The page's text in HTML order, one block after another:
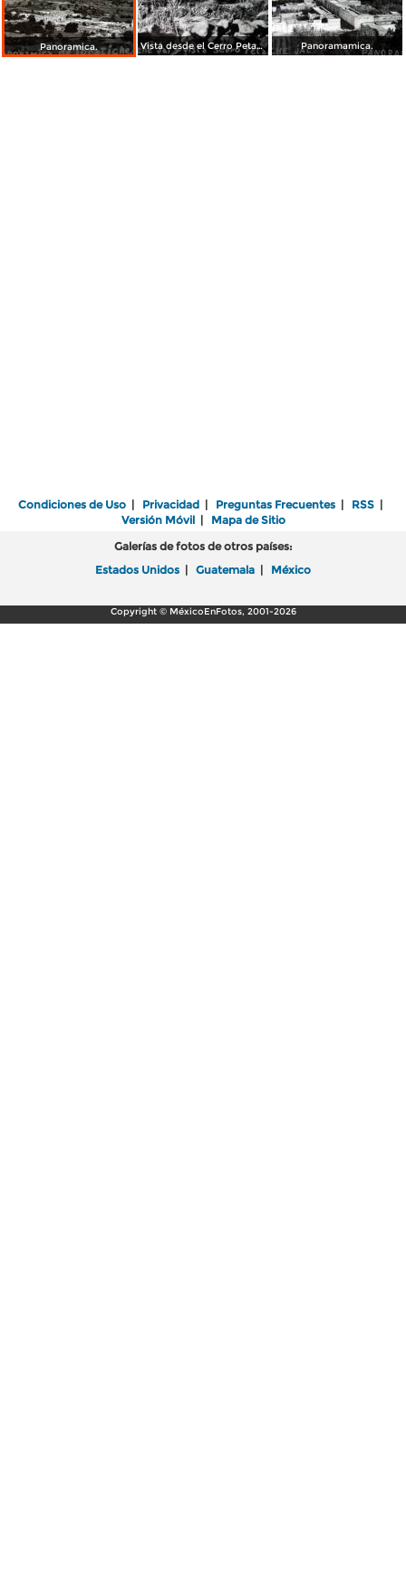
Panoramica. Vista desde el Cerro Petacal. Panoramamica.
Condiciones de Uso | Privacidad | Preguntas Frecuentes | RSS |
Versión Móvil| Mapa de Sitio
Galerías de fotos de otros países:
Estados Unidos | Guatemala | México
Copyright © MéxicoEnFotos, 2001-2026